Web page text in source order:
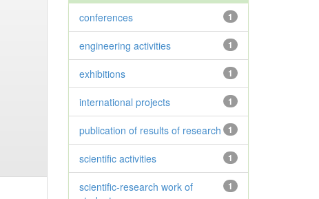
1
conferences
1
engineering activities
1
exhibitions
1
international projects
1
publication of results of research
1
scientific activities
1
scientific-research work of